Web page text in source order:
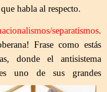
habla al respecto.
separatismos.
Frase como estás
donde el antisistema
uno de sus grandes